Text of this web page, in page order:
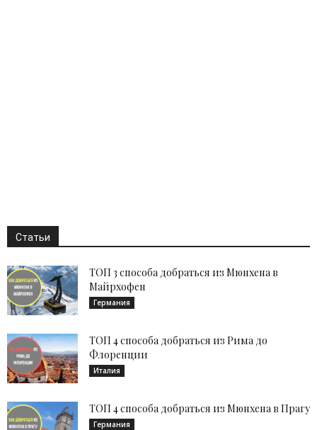
Статьи
ТОП 3 способа добраться из Мюнхена в
Майрхофен
Германия
ТОП 4 способа добраться из Рима до
Флоренции
Италия
ТОП 4 способа добраться из Мюнхена в Прагу
Германия